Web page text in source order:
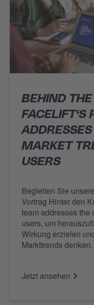
BEHIND
FACELIFT‘S
MARKET
USERS
Begleiten Sie
Vortrag Hinter den
team addresses the
users, um
Wirkung erzielen
Markttrends denken.
Jetzt ansehen